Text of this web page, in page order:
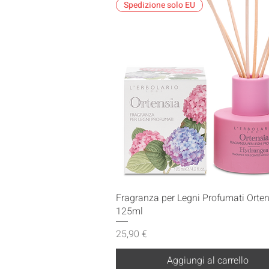
Vista rapida
Spedizione solo EU
Fragranza per Legni Profumati
125ml
Prezzo
25,90 €
Aggiungi al carrello